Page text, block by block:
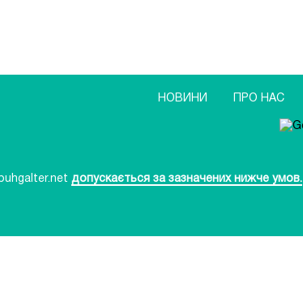
НОВИНИ ПРО НАС
допускається за зазначених нижче умов.